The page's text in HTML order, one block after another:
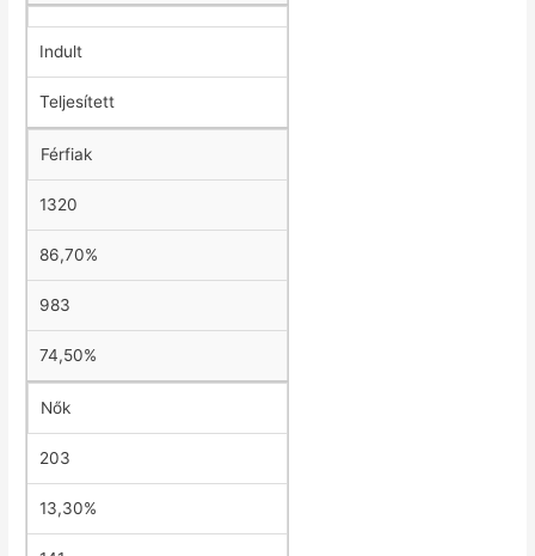
Indult
Teljesített
Férfiak
1320
86,70%
983
74,50%
Nők
203
13,30%